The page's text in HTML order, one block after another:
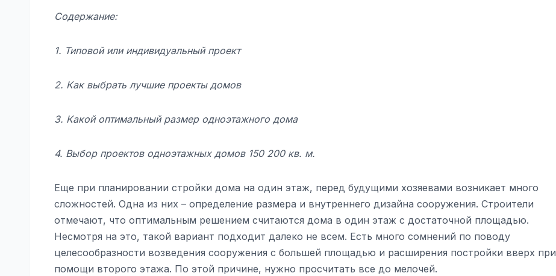
Содержание:
1. Типовой или индивидуальный проект
2. Как выбрать лучшие проекты домов
3. Какой оптимальный размер одноэтажного дома
4. Выбор проектов одноэтажных домов 150 200 кв. м.
Еще при планировании стройки дома на один этаж, перед будущими хозяевами возникает много
сложностей. Одна из них – определение размера и внутреннего дизайна сооружения. Строители
отмечают, что оптимальным решением считаются дома в один этаж с достаточной площадью.
Несмотря на это, такой вариант подходит далеко не всем. Есть много сомнений по поводу
целесообразности возведения сооружения с большей площадью и расширения постройки вверх при
помощи второго этажа. По этой причине, нужно просчитать все до мелочей.